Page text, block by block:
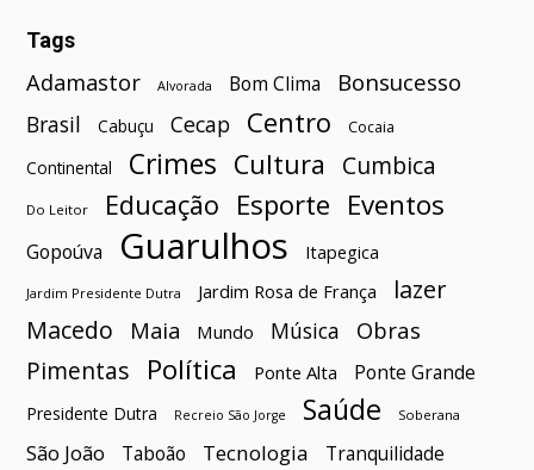
Tags
Adamastor Alvorada Bom Clima Bonsucesso
Brasil Cabuçu Cecap Centro Cocaia
Continental Crimes Cultura Cumbica
Do Leitor Educação Esporte Eventos
Gopoúva Guarulhos Itapegica
Jardim Presidente Dutra Jardim Rosa de França
lazer
Macedo
Maia Mundo Música Obras
Pimentas Política Ponte Alta Ponte Grande
Presidente Dutra Recreio São Jorge Saúde Soberana
São João Taboão Tecnologia Tranquilidade